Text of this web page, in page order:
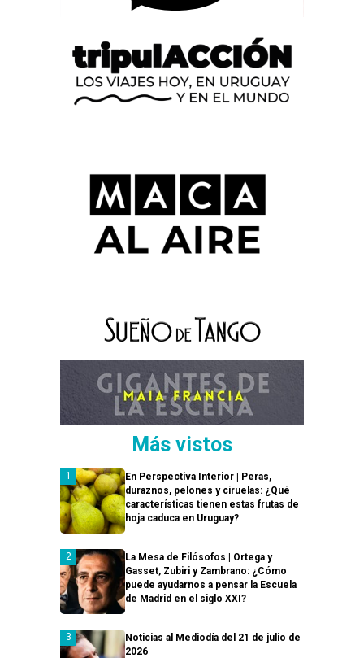
Más vistos
En Perspectiva Interior | Peras,
duraznos, pelones y ciruelas: ¿Qué
características tienen estas frutas de
hoja caduca en Uruguay?
La Mesa de Filósofos | Ortega y
Gasset, Zubiri y Zambrano: ¿Cómo
puede ayudarnos a pensar la Escuela
de Madrid en el siglo XXI?
Noticias al Mediodía del 21 de julio de
2026